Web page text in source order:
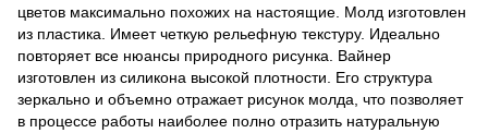
цветов максимально похожих на настоящие. Молд изготовлен
из пластика. Имеет четкую рельефную текстуру. Идеально
повторяет все нюансы природного рисунка. Вайнер
изготовлен из силикона высокой плотности. Его структура
зеркально и объемно отражает рисунок молда, что позволяет
в процессе работы наиболее полно отразить натуральную